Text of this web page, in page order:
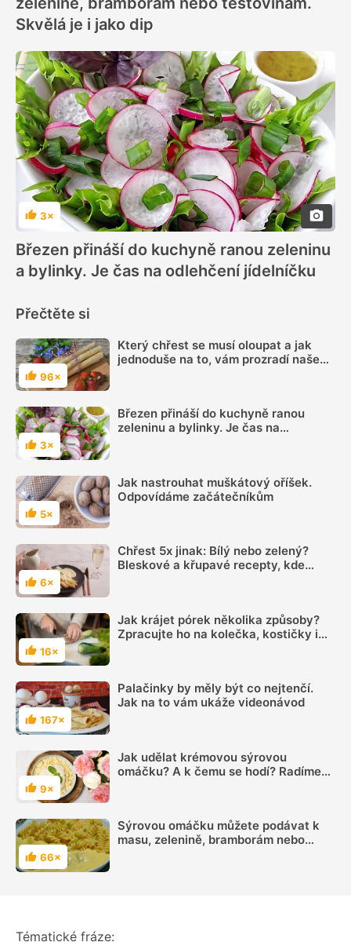
Skvělá je i jako dip
Hodnocení
3×
Březen přináší do kuchyně ranou zeleninu
a bylinky. Je čas na odlehčení jídelníčku
Přečtěte si
Hodnocení
96×
Který chřest se musí oloupat a jak
jednoduše na to, vám prozradí naše
Hodnocení
3×
Březen přináší do kuchyně ranou
zeleninu a bylinky. Je čas na
Hodnocení
5×
Jak nastrouhat muškátový oříšek.
Odpovídáme začátečníkům
Hodnocení
6×
Chřest 5x jinak: Bílý nebo zelený?
Bleskové a křupavé recepty, kde
Hodnocení
16×
Jak krájet pórek několika způsoby?
Zpracujte ho na kolečka, kostičky i
Hodnocení
167×
Palačinky by měly být co nejtenčí.
Jak na to vám ukáže videonávod
Hodnocení
9×
Jak udělat krémovou sýrovou
omáčku? A k čemu se hodí? Radíme
Hodnocení
66×
Sýrovou omáčku můžete podávat k
masu, zelenině, bramborám nebo
Tématické fráze: